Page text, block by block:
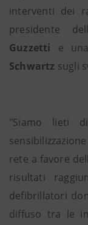
interventi dei
presidente
Guzzetti e
Schwartz sugli
"Siamo lieti
rete a favore
risultati
defibrillatori
diffuso tra le